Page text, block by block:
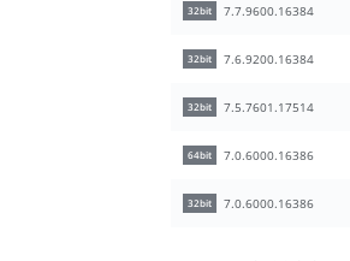
32bit 7.7.9600.16384
32bit 7.6.9200.16384
32bit 7.5.7601.17514
64bit 7.0.6000.16386
32bit 7.0.6000.16386